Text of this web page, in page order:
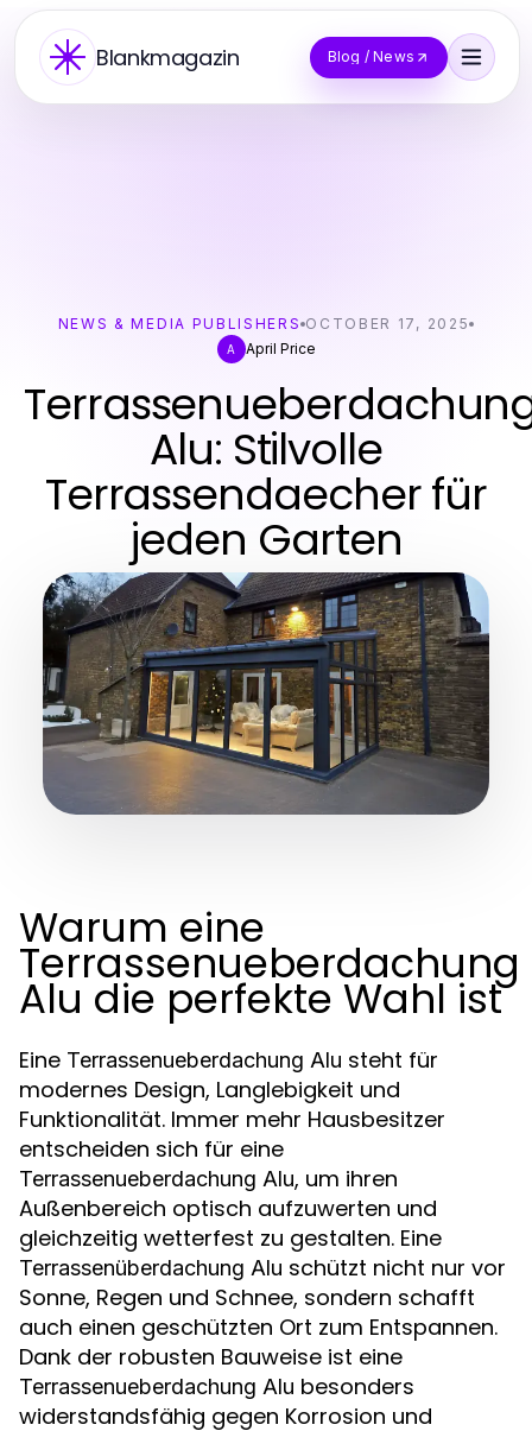
Blankmagazin Blog / News
NEWS & MEDIA PUBLISHERS OCTOBER 17, 2025
A April Price
Alu: Stilvolle
Terrassendaecher für
jeden Garten
Warum eine
Terrassenueberdachung
Alu die perfekte Wahl ist
Eine Terrassenueberdachung Alu steht für
modernes Design, Langlebigkeit und
Funktionalität. Immer mehr Hausbesitzer
entscheiden sich für eine
Terrassenueberdachung Alu, um ihren
Außenbereich optisch aufzuwerten und
gleichzeitig wetterfest zu gestalten. Eine
Terrassenüberdachung Alu schützt nicht nur vor
Sonne, Regen und Schnee, sondern schafft
auch einen geschützten Ort zum Entspannen.
Dank der robusten Bauweise ist eine
Terrassenueberdachung Alu besonders
widerstandsfähig gegen Korrosion und